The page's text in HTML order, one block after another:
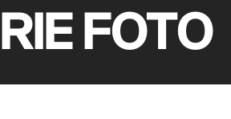
FOTO